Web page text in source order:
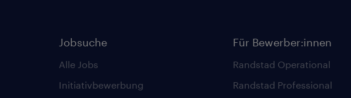
Jobsuche
Alle Jobs
Initiativbewerbung
Für Bewerber:innen
Randstad Operational
Randstad Professional